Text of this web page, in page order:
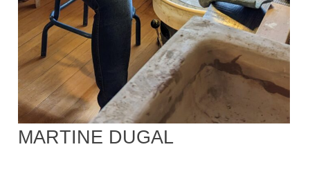
MARTINE DUGAL